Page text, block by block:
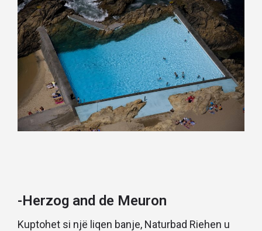
-Herzog and de Meuron
Kuptohet si një liqen banje, Naturbad Riehen u